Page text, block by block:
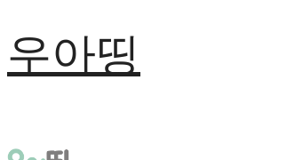
우아띵